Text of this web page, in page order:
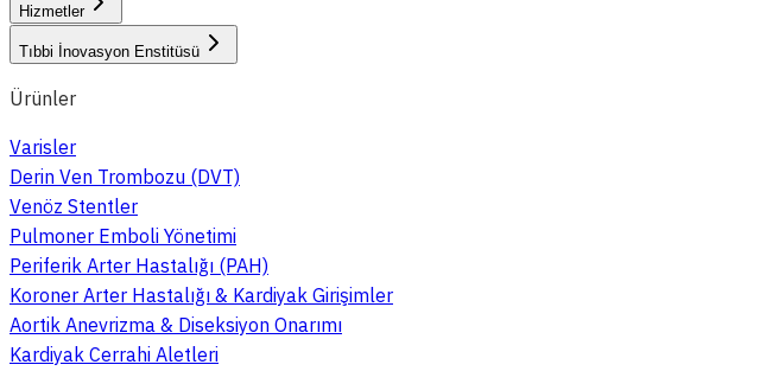
Hizmetler
Tıbbi İnovasyon Enstitüsü
Ürünler
Varisler
Derin Ven Trombozu (DVT)
Venöz Stentler
Pulmoner Emboli Yönetimi
Periferik Arter Hastalığı (PAH)
Koroner Arter Hastalığı & Kardiyak Girişimler
Aortik Anevrizma & Diseksiyon Onarımı
Kardiyak Cerrahi Aletleri